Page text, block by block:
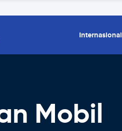
Internasional
Mobil